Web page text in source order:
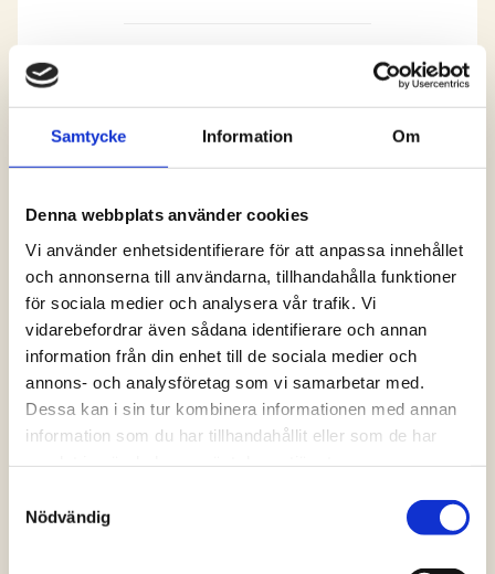
Samtycke Information Om
Denna webbplats använder cookies
Vi använder enhetsidentifierare för att anpassa innehållet
och annonserna till användarna, tillhandahålla funktioner
för sociala medier och analysera vår trafik. Vi
vidarebefordrar även sådana identifierare och annan
information från din enhet till de sociala medier och
annons- och analysföretag som vi samarbetar med.
Dessa kan i sin tur kombinera informationen med annan
information som du har tillhandahållit eller som de har
Nödvändig
Logga in och ta del av allt som vår hemsida
har att erbjuda. Saknar du dina uppgifter?
lösenord” alternativt kontakta oss så hjälper
vi dig!
Logga in